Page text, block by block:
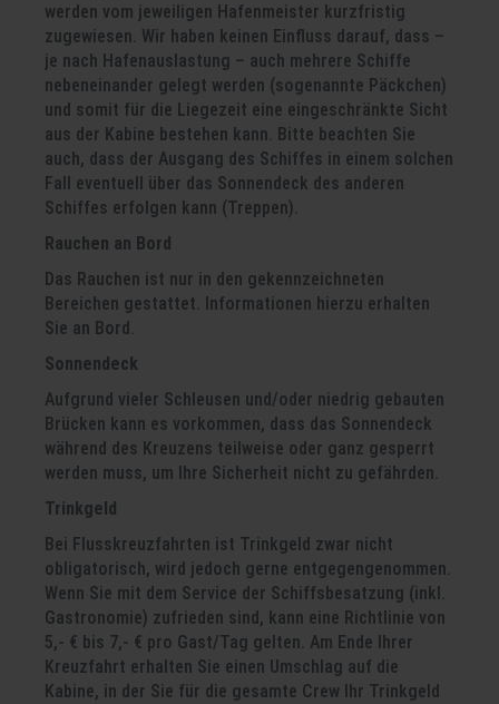
werden vom jeweiligen Hafenmeister kurzfristig
zugewiesen. Wir haben keinen Einfluss darauf, dass –
je nach Hafenauslastung – auch mehrere Schiffe
nebeneinander gelegt werden (sogenannte Päckchen)
und somit für die Liegezeit eine eingeschränkte Sicht
aus der Kabine bestehen kann. Bitte beachten Sie
auch, dass der Ausgang des Schiffes in einem solchen
Fall eventuell über das Sonnendeck des anderen
Schiffes erfolgen kann (Treppen).
Rauchen an Bord
Das Rauchen ist nur in den gekennzeichneten
Bereichen gestattet. Informationen hierzu erhalten
Sie an Bord.
Sonnendeck
Aufgrund vieler Schleusen und/oder niedrig gebauten
Brücken kann es vorkommen, dass das Sonnendeck
während des Kreuzens teilweise oder ganz gesperrt
werden muss, um Ihre Sicherheit nicht zu gefährden.
Trinkgeld
Bei Flusskreuzfahrten ist Trinkgeld zwar nicht
obligatorisch, wird jedoch gerne entgegengenommen.
Wenn Sie mit dem Service der Schiffsbesatzung (inkl.
Gastronomie) zufrieden sind, kann eine Richtlinie von
5,- € bis 7,- € pro Gast/Tag gelten. Am Ende Ihrer
Kreuzfahrt erhalten Sie einen Umschlag auf die
Kabine, in der Sie für die gesamte Crew Ihr Trinkgeld